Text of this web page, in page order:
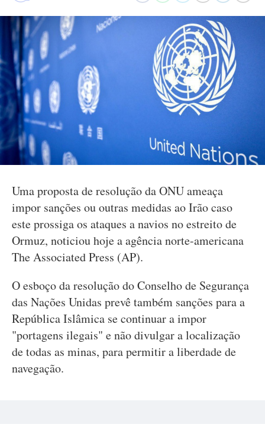
Uma proposta de resolução da ONU ameaça
impor sanções ou outras medidas ao Irão caso
este prossiga os ataques a navios no estreito de
Ormuz, noticiou hoje a agência norte-americana
The Associated Press (AP).
O esboço da resolução do Conselho de Segurança
das Nações Unidas prevê também sanções para a
República Islâmica se continuar a impor
"portagens ilegais" e não divulgar a localização
de todas as minas, para permitir a liberdade de
navegação.